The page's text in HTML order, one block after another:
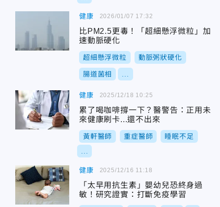
健康
比PM2.5更毒！「超細懸浮微粒」加
速動脈硬化
超細懸浮微粒 動脈粥狀硬化
腸道菌相
2026/01/07 17:32
健康
累了喝咖啡撐一下？醫警告：正用未
來健康刷卡...還不出來
黃軒醫師 重症醫師 睡眠不足
2025/12/18 10:25
健康
「太早用抗生素」嬰幼兒恐終身過
敏！研究證實：打斷免疫學習
2025/12/16 11:18